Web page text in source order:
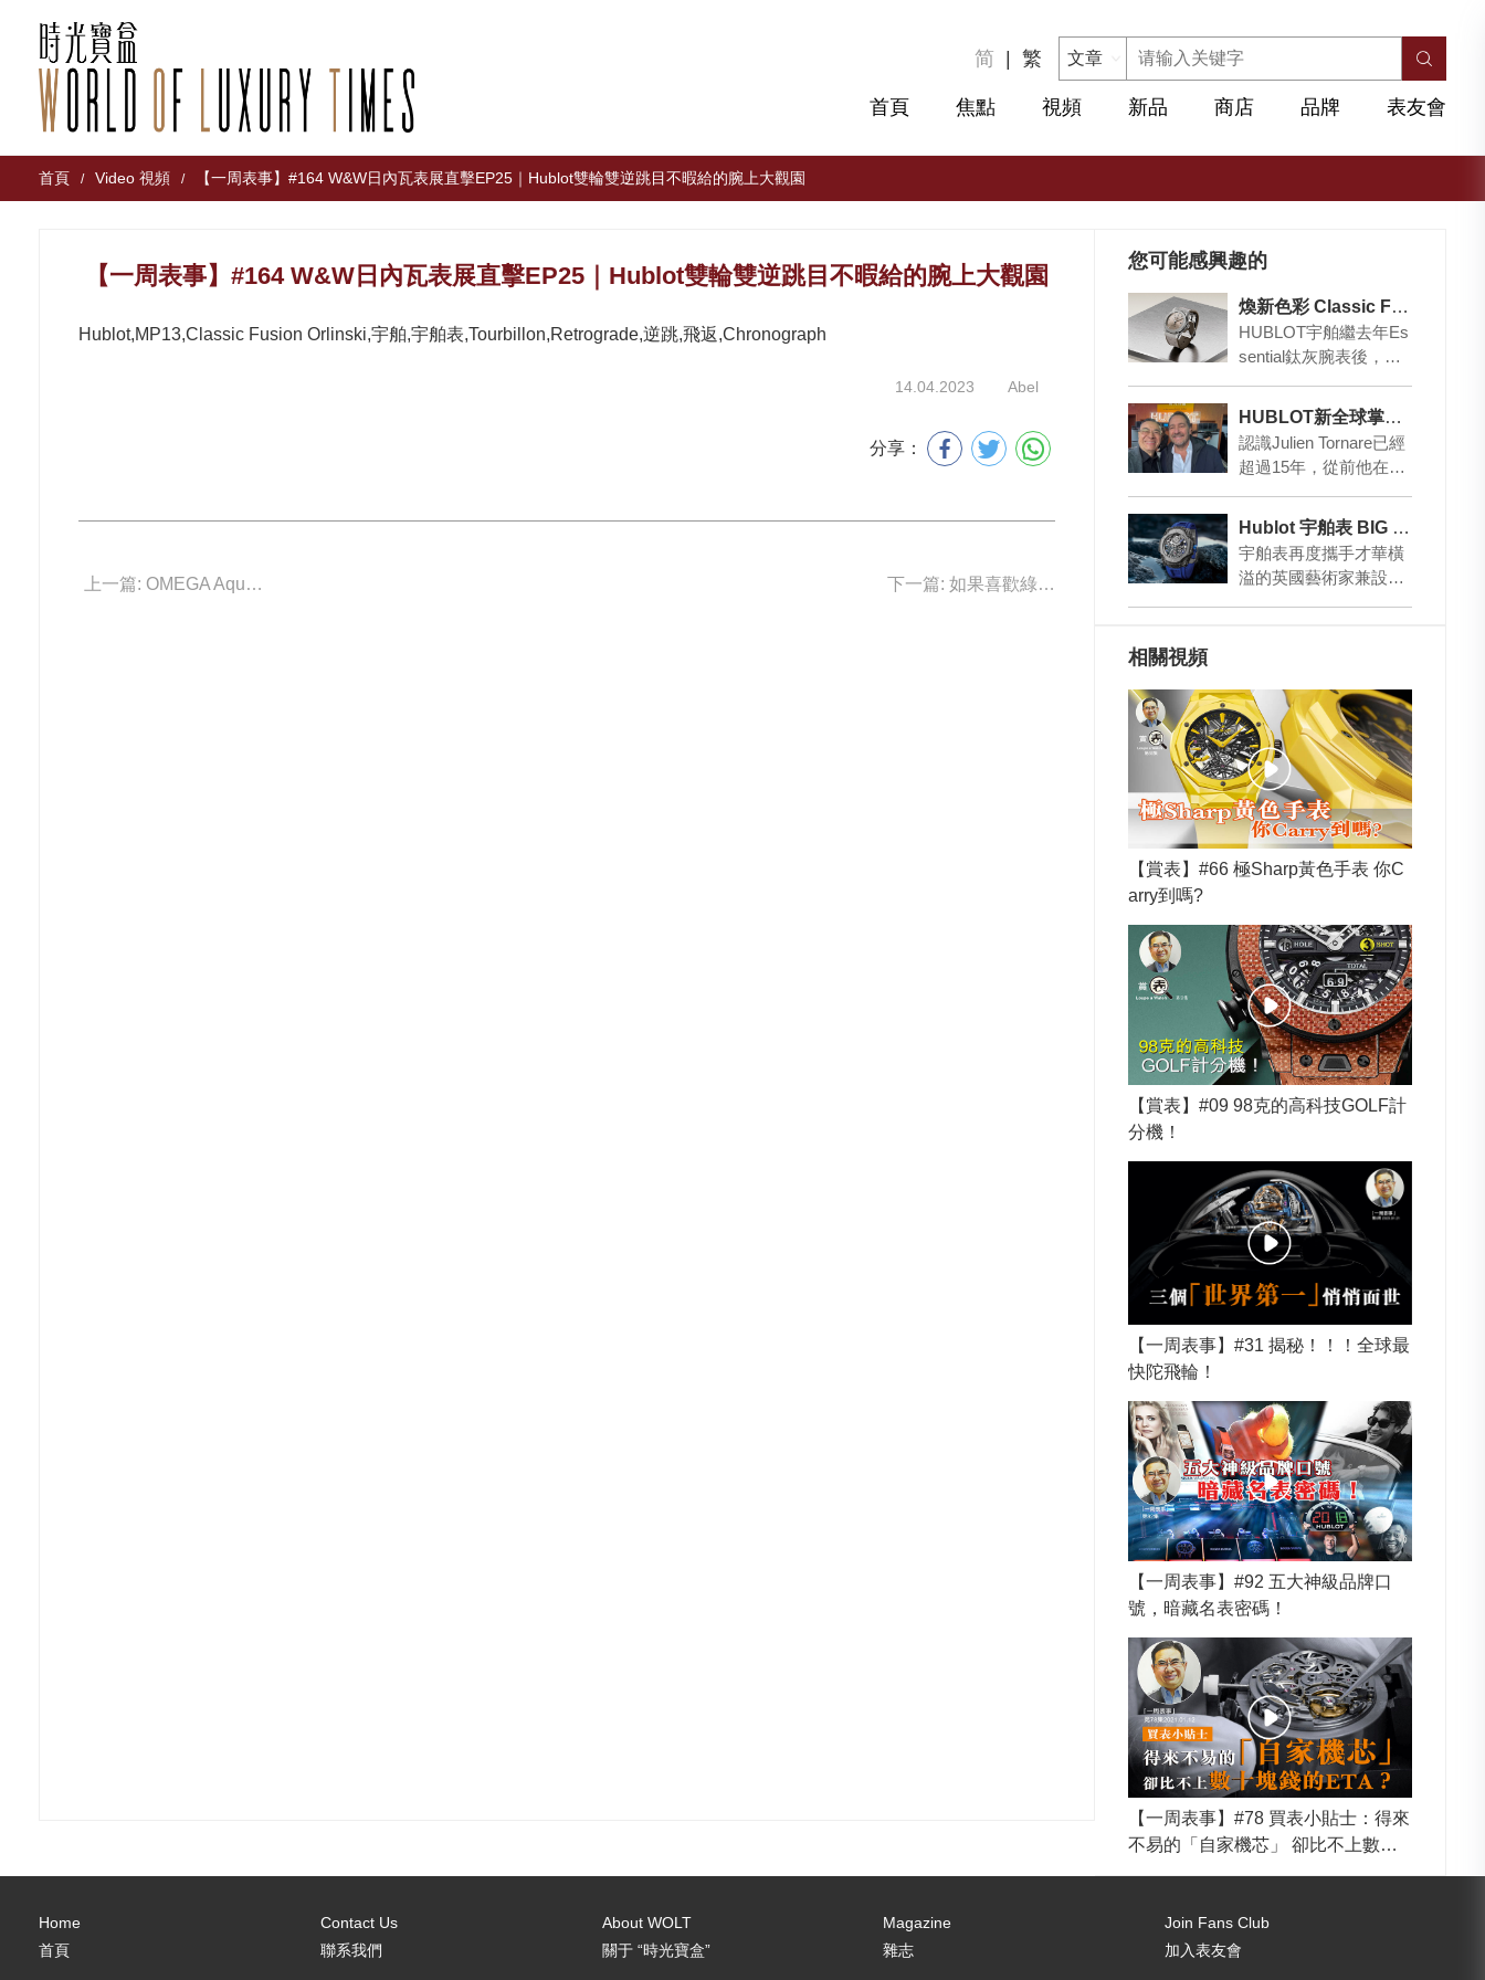
简 | 繁
首頁 焦點 視頻 新品 商店 品牌 表友會
首頁 / Video 視頻 / 【一周表事】#164 W&W日內瓦表展直擊EP25｜Hublot雙輪雙逆跳目不暇給的腕上大觀園
【一周表事】#164 W&W日內瓦表展直擊EP25｜Hublot雙輪雙逆跳目不暇給的腕上大觀園
Hublot,MP13,Classic Fusion Orlinski,宇舶,宇舶表,Tourbillon,Retrograde,逆跳,飛返,Chronograph
14.04.2023 Abel
分享：
上一篇: OMEGA Aqua Terra Shades 奇幻之色 下一篇: 如果喜歡綠…
您可能感興趣的
煥新色彩 Classic Fusion Essential Taupe
HUBLOT宇舶繼去年Es
sential鈦灰腕表後，如
Classic Fusio…
HUBLOT新全球掌陀人是個老「香港」！
認識Julien Tornare已經
超過15年，從前他在上
市場老總，我常有機會
參…
Hublot 宇舶表 BIG BANG SR_A by Samuel Ross 陀飛輪碳纖維腕表
宇舶表再度攜手才華橫
溢的英國藝術家兼設計
相關視頻
【賞表】#66 極Sharp黃色手表 你C
arry到嗎?
【賞表】#09 98克的高科技GOLF計
分機！
【一周表事】#31 揭秘！！！全球最
快陀飛輪！
【一周表事】#92 五大神級品牌口
號，暗藏名表密碼！
【一周表事】#78 買表小貼士：得來
不易的「自家機芯」 卻比不上數十
Home
首頁
Contact Us
聯系我們
About WOLT
關于 “時光寶盒”
Magazine
雜志
Join Fans Club
加入表友會